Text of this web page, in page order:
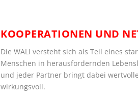
KOOPERATIONEN UND
Die WALI versteht sich als Teil eines
Menschen in herausfordernden
und jeder Partner bringt dabei
wirkungsvoll.